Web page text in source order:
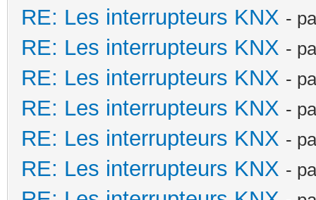
RE: Les interrupteurs KNX -
RE: Les interrupteurs KNX -
RE: Les interrupteurs KNX -
RE: Les interrupteurs KNX -
RE: Les interrupteurs KNX -
RE: Les interrupteurs KNX -